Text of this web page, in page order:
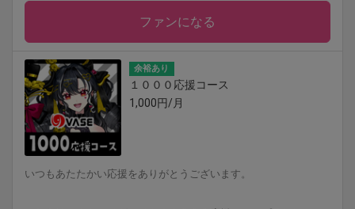
ファンになる
余裕あり
１０００応援コース
1,000円/月
いつもあたたかい応援をありがとうございます。